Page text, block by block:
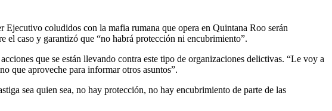
coludidos con la mafia rumana que opera en Quintana Roo serán
caso y garantizó que “no habrá protección ni encubrimiento”.
que se están llevando contra este tipo de organizaciones delictivas. “Le voy a
que aproveche para informar otros asuntos”.
sea quien sea, no hay protección, no hay encubrimiento de parte de las